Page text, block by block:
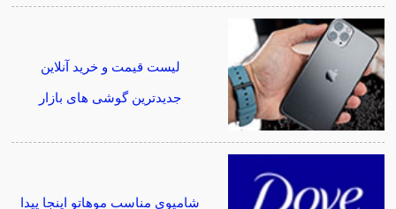
لیست قیمت و خرید آنلاین
جدیدترین گوشی های بازار
شامپوی مناسب موهاتو اینجا پیدا